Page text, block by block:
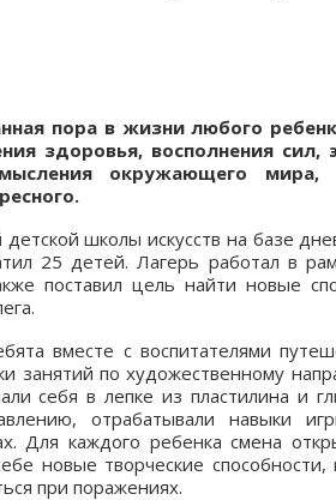
пора в жизни любого
здоровья, восполнения
окружающего мира,
школы искусств на базе
25 детей. Лагерь работал в
поставил цель найти новые
вместе с воспитателями
занятий по художественному
себя в лепке из пластилина и
отрабатывали навыки
Для каждого ребенка смена
новые творческие
при поражениях.